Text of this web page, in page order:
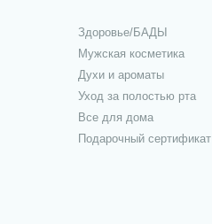
Здоровье/БАДЫ
Мужская косметика
Духи и ароматы
Уход за полостью рта
Все для дома
Подарочный сертификат